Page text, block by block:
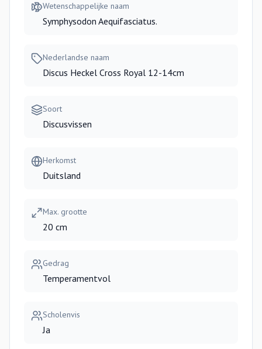
Wetenschappelijke naam
Symphysodon Aequifasciatus.
Nederlandse naam
Discus Heckel Cross Royal 12-14cm
Soort
Discusvissen
Herkomst
Duitsland
Max. grootte
20 cm
Gedrag
Temperamentvol
Scholenvis
Ja